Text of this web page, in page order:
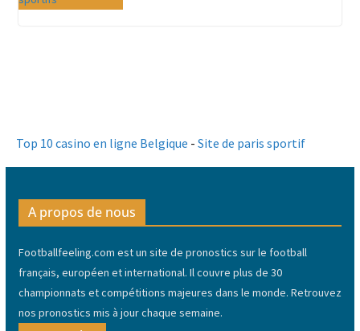
Top 10 casino en ligne Belgique - Site de paris sportif
A propos de nous
Footballfeeling.com est un site de pronostics sur le football
français, européen et international. Il couvre plus de 30
championnats et compétitions majeures dans le monde. Retrouvez
nos pronostics mis à jour chaque semaine.